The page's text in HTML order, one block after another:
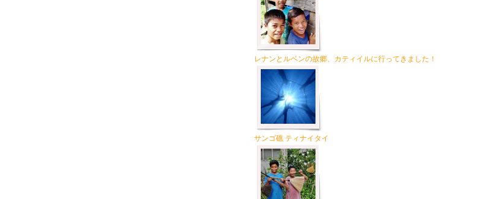
レナンとルベンの故郷、カティイルに行ってきました！
サンゴ礁 ティナイタイ